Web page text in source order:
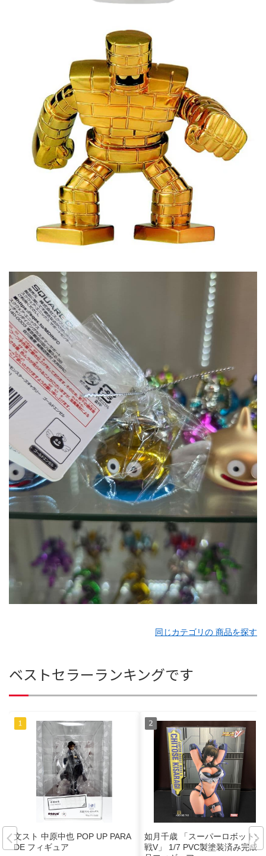
同じカテゴリの 商品を探す
ベストセラーランキングです
文スト 中原中也 POP UP PARA
DE フィギュア
如月千歳 「スーパーロボット大
戦V」 1/7 PVC製塗装済み完成